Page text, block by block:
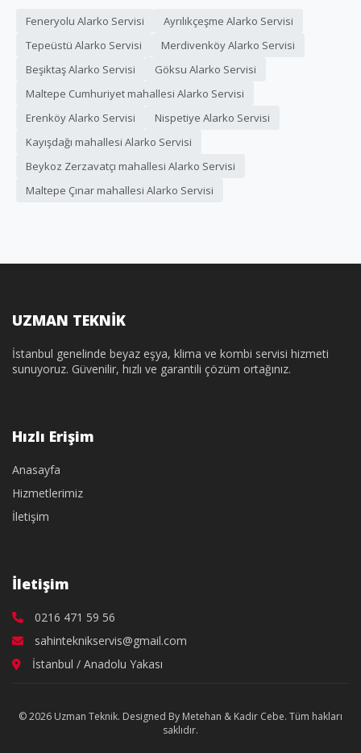
Feneryolu Alarko Servisi
Ayrılıkçeşme Alarko Servisi
Tepeüstü Alarko Servisi
Merdivenköy Alarko Servisi
Beşiktaş Alarko Servisi
Göksu Alarko Servisi
Maltepe Cumhuriyet mahallesi Alarko Servisi
Erenköy Alarko Servisi
Nispetiye Alarko Servisi
Kayışdağı mahallesi Alarko Servisi
Beykoz Zerzavatçı mahallesi Alarko Servisi
Maltepe Çınar mahallesi Alarko Servisi
UZMAN TEKNİK
İstanbul genelinde beyaz eşya, klima ve kombi servisi hizmeti
sunuyoruz. Güvenilir, hızlı ve garantili çözüm ortağınız.
Hızlı Erişim
Anasayfa
Hizmetlerimiz
İletişim
İletişim
0216 471 59 56
sahinteknikservis@gmail.com
İstanbul / Anadolu Yakası
© 2026 Uzman Teknik. Designed By Metehan & Kadir Cebe. Tüm hakları
saklıdır.